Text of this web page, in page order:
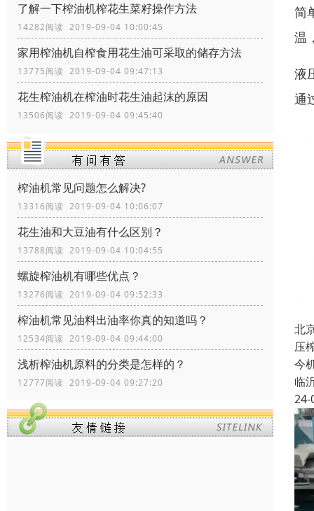
了解一下榨油机榨花生菜籽操作方法
14282阅读 2019-09-04 10:00:45
家用榨油机自榨食用花生油可采取的储存方法
13775阅读 2019-09-04 09:47:13
花生榨油机在榨油时花生油起沫的原因
13506阅读 2019-09-04 09:45:40
榨油机常见问题怎么解决?
13316阅读 2019-09-04 10:06:07
花生油和大豆油有什么区别？
13788阅读 2019-09-04 10:04:55
螺旋榨油机有哪些优点？
13276阅读 2019-09-04 09:52:33
榨油机常见油料出油率你真的知道吗？
12534阅读 2019-09-04 09:44:00
浅析榨油机原料的分类是怎样的？
12777阅读 2019-09-04 09:27:20
简
温
液
通
北
压
今
临
24-